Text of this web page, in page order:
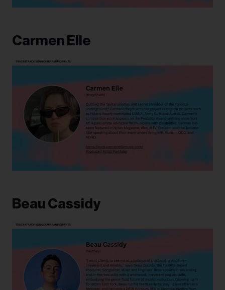
Carmen Elle
Beau Cassidy